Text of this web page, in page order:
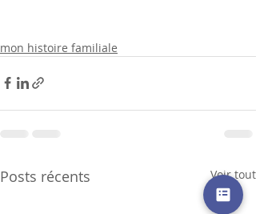
mon histoire familiale
Posts récents Voir tout